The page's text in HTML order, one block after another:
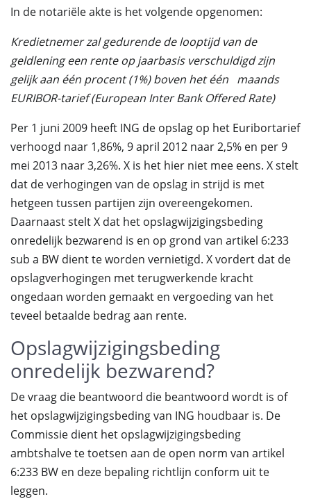
In de notariële akte is het volgende opgenomen:
Kredietnemer zal gedurende de looptijd van de
geldlening een rente op jaarbasis verschuldigd zijn
gelijk aan één procent (1%) boven het één maands
EURIBOR-tarief (European Inter Bank Offered Rate)
Per 1 juni 2009 heeft ING de opslag op het Euribortarief
verhoogd naar 1,86%, 9 april 2012 naar 2,5% en per 9
mei 2013 naar 3,26%. X is het hier niet mee eens. X stelt
dat de verhogingen van de opslag in strijd is met
hetgeen tussen partijen zijn overeengekomen.
Daarnaast stelt X dat het opslagwijzigingsbeding
onredelijk bezwarend is en op grond van artikel 6:233
sub a BW dient te worden vernietigd. X vordert dat de
opslagverhogingen met terugwerkende kracht
ongedaan worden gemaakt en vergoeding van het
teveel betaalde bedrag aan rente.
Opslagwijzigingsbeding
onredelijk bezwarend?
De vraag die beantwoord die beantwoord wordt is of
het opslagwijzigingsbeding van ING houdbaar is. De
Commissie dient het opslagwijzigingsbeding
ambtshalve te toetsen aan de open norm van artikel
6:233 BW en deze bepaling richtlijn conform uit te
leggen.